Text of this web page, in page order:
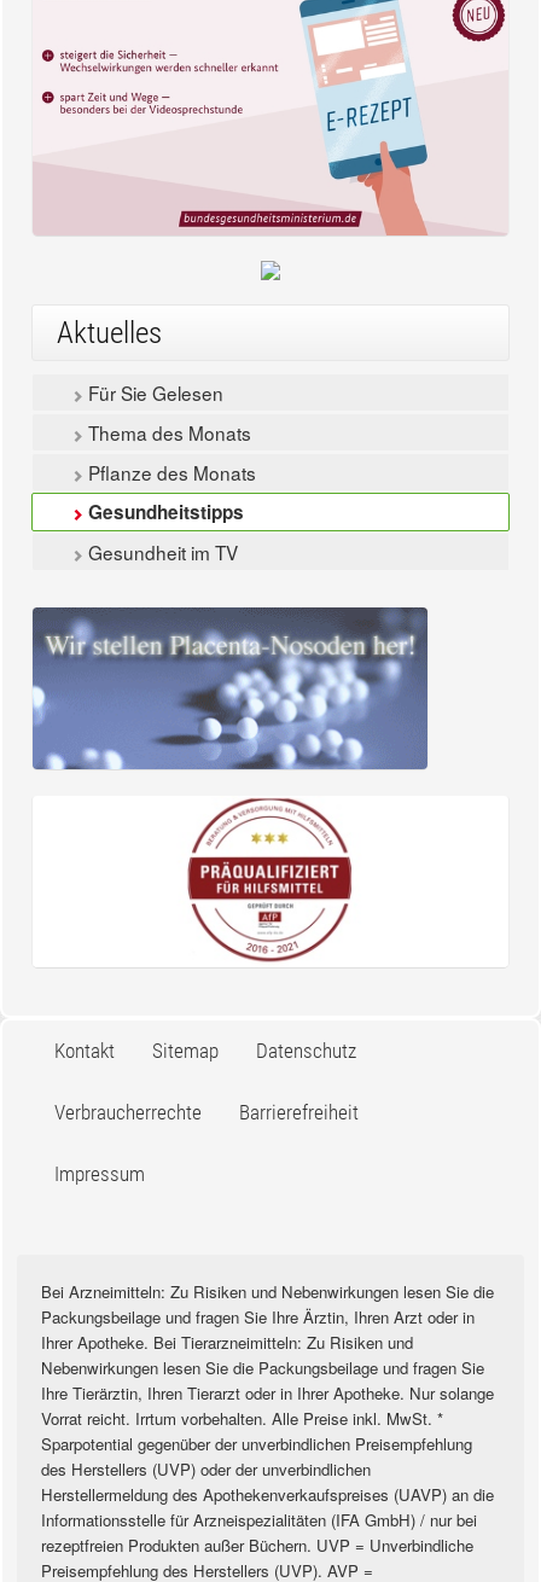
Aktuelles
Für Sie Gelesen
Thema des Monats
Pflanze des Monats
Gesundheitstipps
Gesundheit im TV
Kontakt Sitemap Datenschutz
Verbraucherrechte Barrierefreiheit
Impressum
Bei Arzneimitteln: Zu Risiken und Nebenwirkungen lesen Sie die
Packungsbeilage und fragen Sie Ihre Ärztin, Ihren Arzt oder in
Ihrer Apotheke. Bei Tierarzneimitteln: Zu Risiken und
Nebenwirkungen lesen Sie die Packungsbeilage und fragen Sie
Ihre Tierärztin, Ihren Tierarzt oder in Ihrer Apotheke. Nur solange
Vorrat reicht. Irrtum vorbehalten. Alle Preise inkl. MwSt. *
Sparpotential gegenüber der unverbindlichen Preisempfehlung
des Herstellers (UVP) oder der unverbindlichen
Herstellermeldung des Apothekenverkaufspreises (UAVP) an die
Informationsstelle für Arzneispezialitäten (IFA GmbH) / nur bei
rezeptfreien Produkten außer Büchern. UVP = Unverbindliche
Preisempfehlung des Herstellers (UVP). AVP =